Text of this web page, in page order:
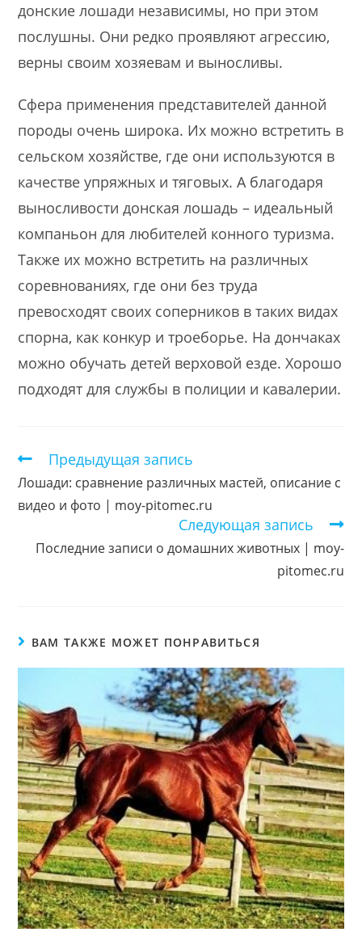
донские лошади независимы, но при этом
послушны. Они редко проявляют агрессию,
верны своим хозяевам и выносливы.
Сфера применения представителей данной
породы очень широка. Их можно встретить в
сельском хозяйстве, где они используются в
качестве упряжных и тяговых. А благодаря
выносливости донская лошадь – идеальный
компаньон для любителей конного туризма.
Также их можно встретить на различных
соревнованиях, где они без труда
превосходят своих соперников в таких видах
спорна, как конкур и троеборье. На дончаках
можно обучать детей верховой езде. Хорошо
подходят для службы в полиции и кавалерии.
Еще
Предыдущая запись
Лошади: сравнение различных мастей, описание с
видео и фото | moy-pitomec.ru
Следующая запись
Последние записи о домашних животных | moy-
pitomec.ru
ВАМ ТАКЖЕ МОЖЕТ ПОНРАВИТЬСЯ